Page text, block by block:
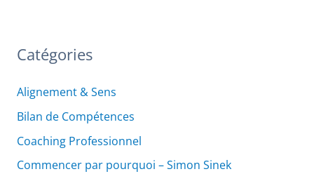
Catégories
Alignement & Sens
Bilan de Compétences
Coaching Professionnel
Commencer par pourquoi – Simon Sinek